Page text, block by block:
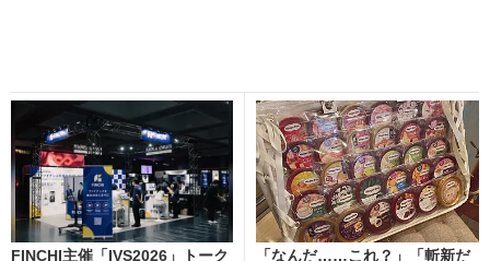
FINCHI主催「IVS2026」トーク 「なんだ……これ？」「斬新だ